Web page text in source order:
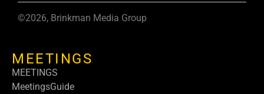
©2026, Brinkman Media Group
MEETINGS
MEETINGS
MeetingsGuide